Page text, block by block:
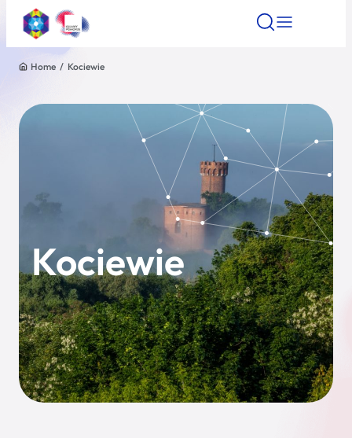
Znajdź atrakcję
Wyszukaj
Home / Kociewie
Kociewie